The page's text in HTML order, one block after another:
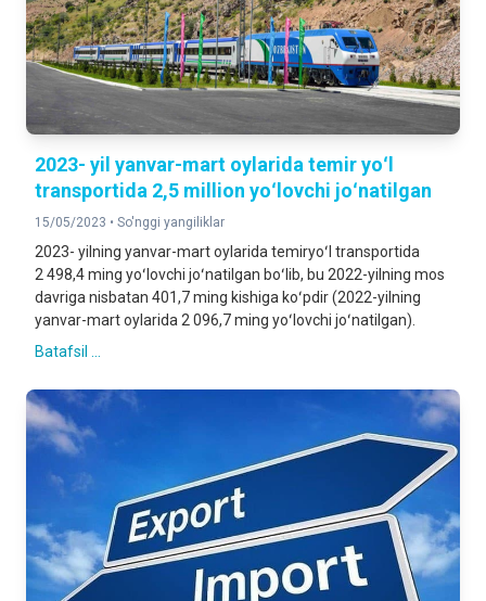
2023- yil yanvar-mart oylarida temir yoʻl
transportida 2,5 million yoʻlovchi joʻnatilgan
15/05/2023 • So'nggi yangiliklar
2023- yilning yanvar-mart oylarida temiryoʻl transportida
2 498,4 ming yoʻlovchi joʻnatilgan boʻlib, bu 2022-yilning mos
davriga nisbatan 401,7 ming kishiga koʻpdir (2022-yilning
yanvar-mart oylarida 2 096,7 ming yoʻlovchi joʻnatilgan).
Batafsil ...